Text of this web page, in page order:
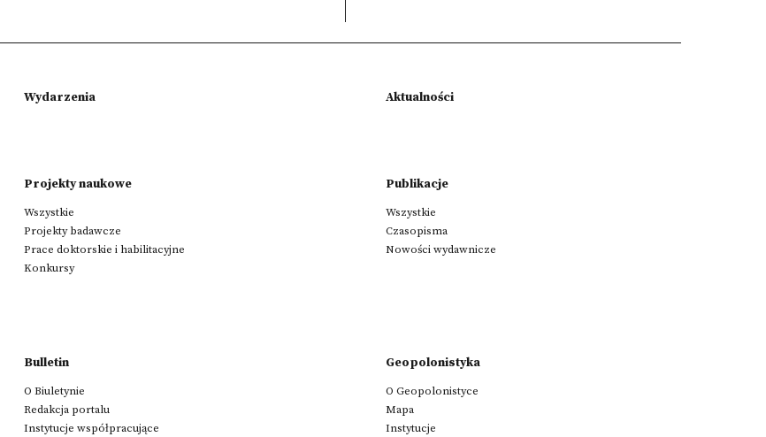
Wydarzenia Aktualności
Projekty naukowe
Wszystkie
Projekty badawcze
Prace doktorskie i habilitacyjne
Konkursy
Publikacje
Wszystkie
Czasopisma
Nowości wydawnicze
Bulletin
O Biuletynie
Redakcja portalu
Instytucje współpracujące
Geopolonistyka
O Geopolonistyce
Mapa
Instytucje